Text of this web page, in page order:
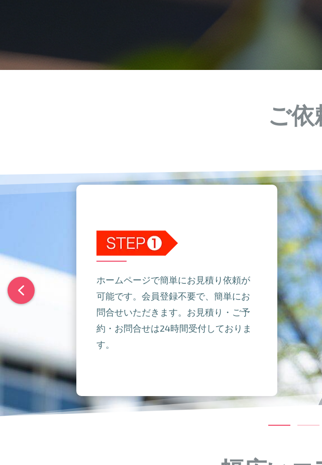
ご
ホームページで簡単にお見積り依頼が
可能です。会員登録不要で、簡単にお
問合せいただきます。お見積り・ご予
約・お問合せは24時間受付しておりま
す。